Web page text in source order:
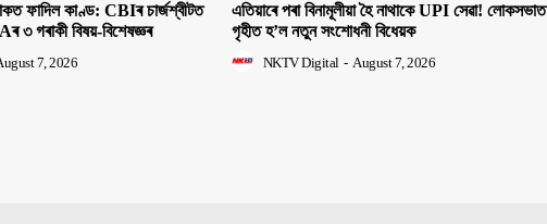
ফাদিল কাণ্ড: CBIৰ চাৰ্জশ্বীটত
৩ গৰাকী বিষয়-বিশেষজ্ঞৰ
7, 2026
এতিয়াৰে পৰা বিনামূলীয়া হৈ নাথাকে UPI সেৱা! লোকসভাত
গৃহীত হ’ল নতুন সংশোধনী বিধেয়ক
NKTV Digital - August 7, 2026